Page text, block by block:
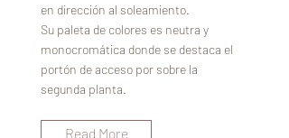
en dirección al soleamiento.
Su paleta de colores es neutra y
monocromática donde se destaca el
portón de acceso por sobre la
segunda planta.
Read More